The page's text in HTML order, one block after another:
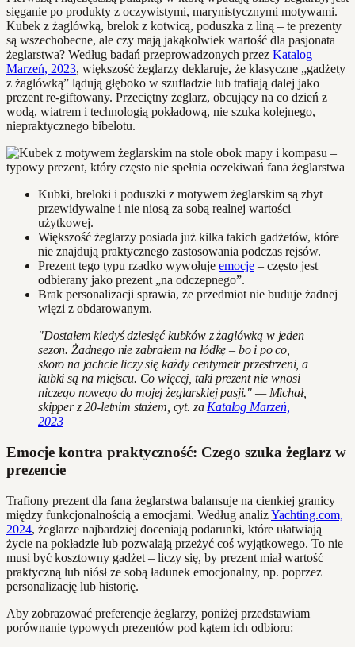
sięganie po produkty z oczywistymi, marynistycznymi motywami.
Kubek z żaglówką, brelok z kotwicą, poduszka z liną – te prezenty
są wszechobecne, ale czy mają jakąkolwiek wartość dla pasjonata
żeglarstwa? Według badań przeprowadzonych przez Katalog
Marzeń, 2023, większość żeglarzy deklaruje, że klasyczne „gadżety
z żaglówką” lądują głęboko w szufladzie lub trafiają dalej jako
prezent re-giftowany. Przeciętny żeglarz, obcujący na co dzień z
wodą, wiatrem i technologią pokładową, nie szuka kolejnego,
niepraktycznego bibelotu.
Kubki, breloki i poduszki z motywem żeglarskim są zbyt
przewidywalne i nie niosą za sobą realnej wartości
użytkowej.
Większość żeglarzy posiada już kilka takich gadżetów, które
nie znajdują praktycznego zastosowania podczas rejsów.
Prezent tego typu rzadko wywołuje emocje – często jest
odbierany jako prezent „na odczepnego”.
Brak personalizacji sprawia, że przedmiot nie buduje żadnej
więzi z obdarowanym.
"Dostałem kiedyś dziesięć kubków z żaglówką w jeden
sezon. Żadnego nie zabrałem na łódkę – bo i po co,
skoro na jachcie liczy się każdy centymetr przestrzeni, a
kubki są na miejscu. Co więcej, taki prezent nie wnosi
niczego nowego do mojej żeglarskiej pasji." — Michał,
skipper z 20-letnim stażem, cyt. za Katalog Marzeń,
2023
Emocje kontra praktyczność: Czego szuka żeglarz w
prezencie
Trafiony prezent dla fana żeglarstwa balansuje na cienkiej granicy
między funkcjonalnością a emocjami. Według analizYachting.com,
2024, żeglarze najbardziej doceniają podarunki, które ułatwiają
życie na pokładzie lub pozwalają przeżyć coś wyjątkowego. To nie
musi być kosztowny gadżet – liczy się, by prezent miał wartość
praktyczną lub niósł ze sobą ładunek emocjonalny, np. poprzez
personalizację lub historię.
Aby zobrazować preferencje żeglarzy, poniżej przedstawiam
porównanie typowych prezentów pod kątem ich odbioru: